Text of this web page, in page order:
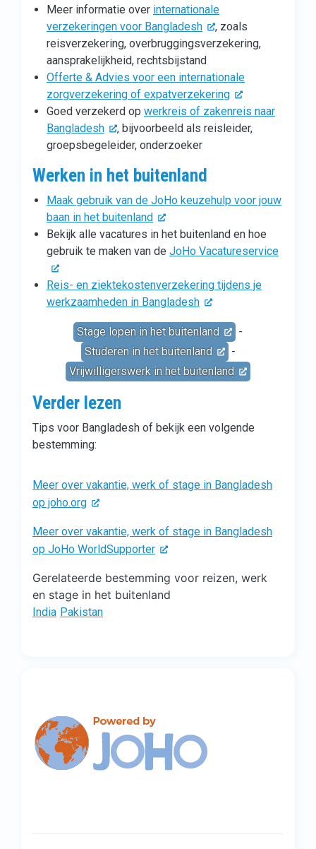
Meer informatie over internationale
verzekeringen voor Bangladesh
, zoals
reisverzekering, overbruggingsverzekering,
aansprakelijkheid, rechtsbijstand
Offerte & Advies voor een internationale
zorgverzekering of expatverzekering
Goed verzekerd op werkreis of zakenreis naar
Bangladesh
, bijvoorbeeld als reisleider,
groepsbegeleider, onderzoeker
Werken in het buitenland
Maak gebruik van de JoHo keuzehulp voor jouw
baan in het buitenland
Bekijk alle vacatures in het buitenland en hoe
gebruik te maken van de JoHo Vacatureservice
Reis- en ziektekostenverzekering tijdens je
werkzaamheden in Bangladesh
Stage lopen in het buitenland
-
Studeren in het buitenland
-
Vrijwilligerswerk in het buitenland
Verder lezen
Tips voor Bangladesh of bekijk een volgende
bestemming:
Meer over vakantie, werk of stage in Bangladesh
op joho.org
Meer over vakantie, werk of stage in Bangladesh
op JoHo WorldSupporter
Gerelateerde bestemming voor reizen, werk
en stage in het buitenland
India Pakistan